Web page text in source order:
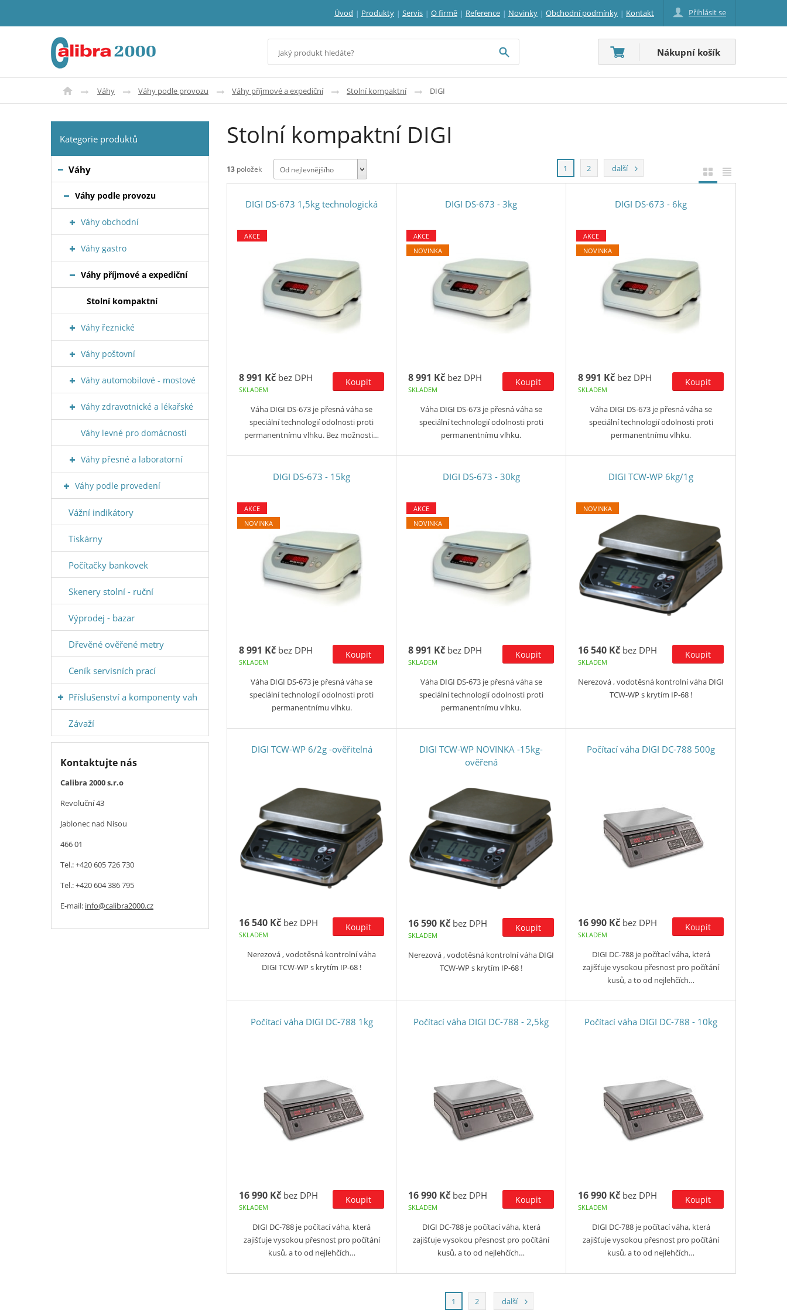
Úvod Produkty Servis O firmě Reference Novinky Obchodní podmínky Kontakt Přihlásit se
Nákupní košík
Váhy Váhy podle provozu Váhy příjmové a expediční Stolní kompaktní DIGI
Stolní kompaktní DIGI
13 položek Od nejlevnějšího 1 2 další
DIGI DS-673 1,5kg technologická
8 991 Kč bez DPH
SKLADEM
Váha DIGI DS-673 je přesná váha se
speciální technologií odolnosti proti
permanentnímu vlhku. Bez možnosti…
AKCE
DIGI DS-673 - 3kg
8 991 Kč bez DPH
SKLADEM
Váha DIGI DS-673 je přesná váha se
speciální technologií odolnosti proti
permanentnímu vlhku.
AKCE
NOVINKA
DIGI DS-673 - 6kg
8 991 Kč bez DPH
SKLADEM
Váha DIGI DS-673 je přesná váha se
speciální technologií odolnosti proti
permanentnímu vlhku.
AKCE
NOVINKA
DIGI DS-673 - 15kg
8 991 Kč bez DPH
SKLADEM
Váha DIGI DS-673 je přesná váha se
speciální technologií odolnosti proti
permanentnímu vlhku.
AKCE
NOVINKA
DIGI DS-673 - 30kg
8 991 Kč bez DPH
SKLADEM
Váha DIGI DS-673 je přesná váha se
speciální technologií odolnosti proti
permanentnímu vlhku.
AKCE
NOVINKA
DIGI TCW-WP 6kg/1g
16 540 Kč bez DPH
SKLADEM
Nerezová , vodotěsná kontrolní váha DIGI
TCW-WP s krytím IP-68 !
NOVINKA
DIGI TCW-WP 6/2g -ověřitelná
16 540 Kč bez DPH
SKLADEM
Nerezová , vodotěsná kontrolní váha
DIGI TCW-WP s krytím IP-68 !
DIGI TCW-WP NOVINKA -15kg-
ověřená
16 590 Kč bez DPH
SKLADEM
Nerezová , vodotěsná kontrolní váha DIGI
TCW-WP s krytím IP-68 !
Počítací váha DIGI DC-788 500g
16 990 Kč bez DPH
SKLADEM
DIGI DC-788 je počítací váha, která
zajišťuje vysokou přesnost pro počítání
kusů, a to od nejlehčích…
Počítací váha DIGI DC-788 1kg
16 990 Kč bez DPH
SKLADEM
DIGI DC-788 je počítací váha, která
zajišťuje vysokou přesnost pro počítání
kusů, a to od nejlehčích…
Počítací váha DIGI DC-788 - 2,5kg
16 990 Kč bez DPH
SKLADEM
DIGI DC-788 je počítací váha, která
zajišťuje vysokou přesnost pro počítání
kusů, a to od nejlehčích…
Počítací váha DIGI DC-788 - 10kg
16 990 Kč bez DPH
SKLADEM
DIGI DC-788 je počítací váha, která
zajišťuje vysokou přesnost pro počítání
kusů, a to od nejlehčích…
1 2 další
Kategorie produktů
Váhy
Váhy podle provozu
Váhy obchodní
Váhy gastro
Váhy příjmové a expediční
Stolní kompaktní
Váhy řeznické
Váhy poštovní
Váhy automobilové - mostové
Váhy zdravotnické a lékařské
Váhy levné pro domácnosti
Váhy přesné a laboratorní
Váhy podle provedení
Vážní indikátory
Tiskárny
Počítačky bankovek
Skenery stolní - ruční
Výprodej - bazar
Dřevěné ověřené metry
Ceník servisních prací
Příslušenství a komponenty vah
Závaží
Kontaktujte nás
Calibra 2000 s.r.o
Revoluční 43
Jablonec nad Nisou
466 01
Tel.: +420 605 726 730
Tel.: +420 604 386 795
E-mail: info@calibra2000.cz